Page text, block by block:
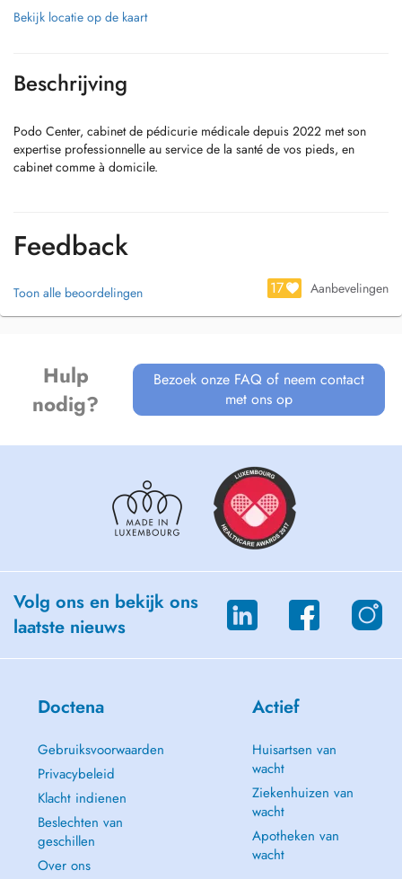
Bekijk locatie op de kaart
Beschrijving
Podo Center, cabinet de pédicurie médicale depuis 2022 met son
expertise professionnelle au service de la santé de vos pieds, en
cabinet comme à domicile.
Feedback
Toon alle beoordelingen 17 Aanbevelingen
Hulp
nodig?
Bezoek onze FAQ of neem contact
met ons op
Volg ons en bekijk ons
laatste nieuws
Doctena
Gebruiksvoorwaarden
Privacybeleid
Klacht indienen
Beslechten van
geschillen
Over ons
Actief
Huisartsen van
wacht
Ziekenhuizen van
wacht
Apotheken van
wacht